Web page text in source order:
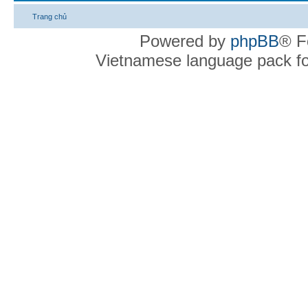
Trang chủ
Powered by phpBB®
Vietnamese language pack